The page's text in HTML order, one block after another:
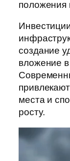
положения
создание
вложение
места и
росту.